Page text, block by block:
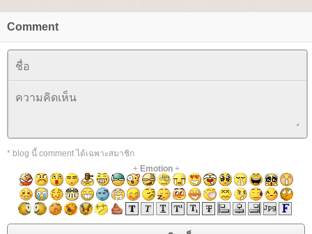
Comment
* blog นี้ comment ได้เฉพาะสมาชิก
+ Emotion+